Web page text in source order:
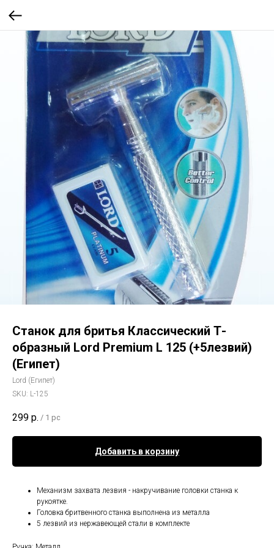
Станок для бритья Классический Т-
образный Lord Premium L 125 (+5лезвий)
(Египет)
Lord (Египет)
SKU: L-125
299 р. / 1 pc
Добавить в корзину
Механизм захвата лезвия - накручивание головки станка к
рукоятке.
Головка бритвенного станка выполнена из металла
5 лезвий из нержавеющей стали в комплекте